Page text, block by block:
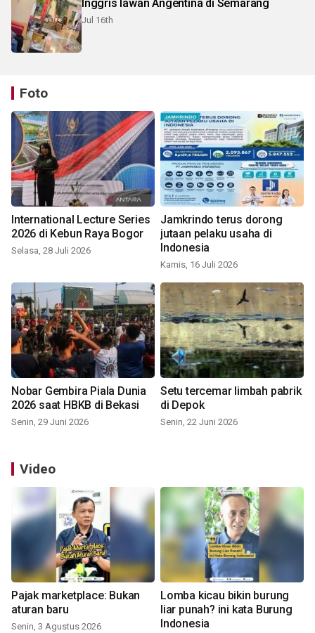
Inggris lawan Angentina di Semarang
Jul 16th
Foto
International Lecture Series
2026 di Kebun Raya Bogor
Selasa, 28 Juli 2026
Jamkrindo terus dorong
jutaan pelaku usaha di
Indonesia
Kamis, 16 Juli 2026
Nobar Gembira Piala Dunia
2026 saat HBKB di Bekasi
Senin, 29 Juni 2026
Setu tercemar limbah pabrik
di Depok
Senin, 22 Juni 2026
Video
Pajak marketplace: Bukan
aturan baru
Senin, 3 Agustus 2026
Lomba kicau bikin burung
liar punah? ini kata Burung
Indonesia